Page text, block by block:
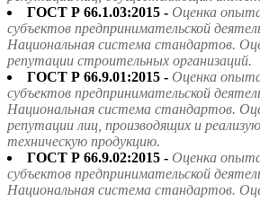
ГОСТ Р 66.1.03:2015 - Оценка
субъектов предпринимательской
Национальная система стандартов.
репутации строительных организаций.
ГОСТ Р 66.9.01:2015 - Оценка
субъектов предпринимательской
Национальная система стандартов.
репутации лиц, производящих и
техническую продукцию.
ГОСТ Р 66.9.02:2015 - Оценка
субъектов предпринимательской
Национальная система стандартов.